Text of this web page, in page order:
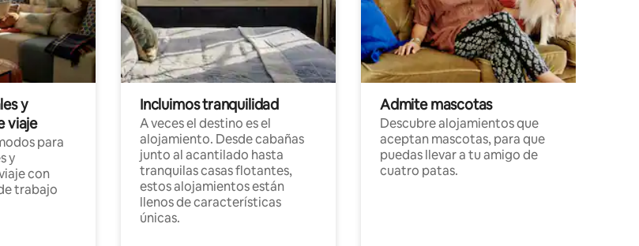
y
viaje
para
y
con
trabajo
Incluimos tranquilidad
A veces el destino es el
alojamiento. Desde cabañas
junto al acantilado hasta
tranquilas casas flotantes,
estos alojamientos están
llenos de características
únicas.
Admite mascotas
Descubre alojamientos que
aceptan mascotas, para que
puedas llevar a tu amigo de
cuatro patas.